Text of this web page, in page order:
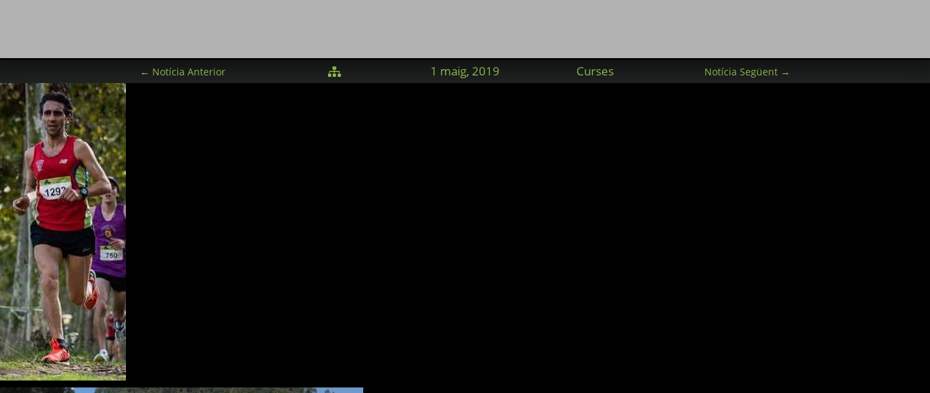
← Notícia Anterior  1 maig, 2019 Curses Notícia Següent →